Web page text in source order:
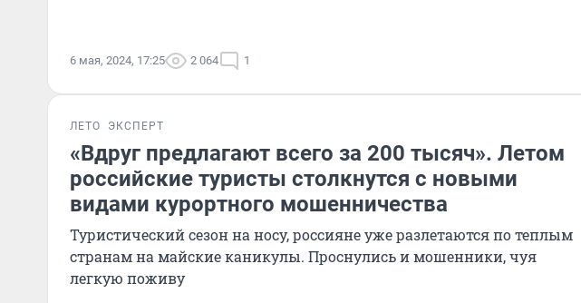
6 мая, 2024, 17:25 2 064 1
ЛЕТО ЭКСПЕРТ
«Вдруг предлагают всего за 200 тысяч». Летом
российские туристы столкнутся с новыми
видами курортного мошенничества
Туристический сезон на носу, россияне уже разлетаются по теплым
странам на майские каникулы. Проснулись и мошенники, чуя
легкую поживу